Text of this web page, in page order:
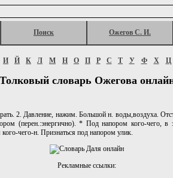
Поиск Ожегов С. И.
И Й К Л М Н О П Р С Т У Ф Х Ц
Толковый словарь Ожегова
2. Давление, нажим. Большой н. воды,воздуха.
(перен.:энергично). * Под напором кого-чего,
чего-н. Признаться под напором улик.
Рекламные ссылки: